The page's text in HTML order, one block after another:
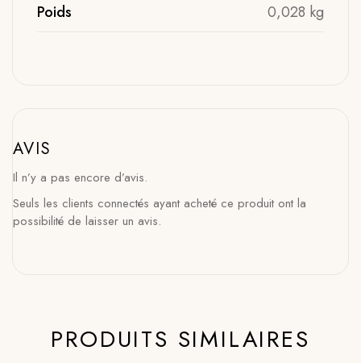
Poids 0,028 kg
AVIS
Il n’y a pas encore d’avis.
Seuls les clients connectés ayant acheté ce produit ont la
possibilité de laisser un avis.
PRODUITS SIMILAIRES